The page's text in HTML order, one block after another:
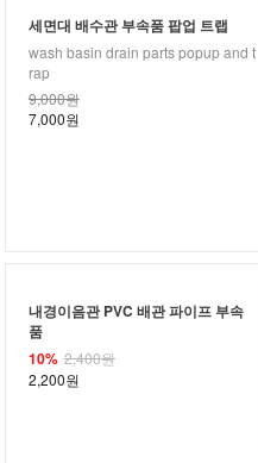
세면대 배수관 부속품 팝업 트랩
wash basin drain parts popup and t
rap
9,000원
7,000원
내경이음관 PVC 배관 파이프 부속
품
10% 2,400원
2,200원